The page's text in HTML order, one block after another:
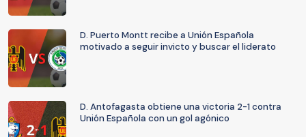
D. Puerto Montt recibe a Unión Española
motivado a seguir invicto y buscar el liderato
D. Antofagasta obtiene una victoria 2-1 contra
Unión Española con un gol agónico